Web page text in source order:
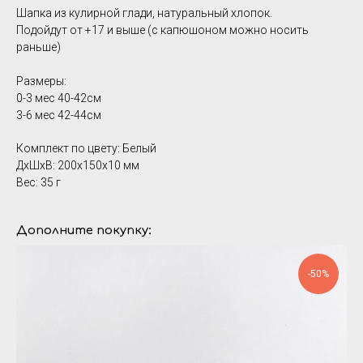
Шапка из кулирной глади, натуральный хлопок.
Подойдут от +17 и выше (с капюшоном можно носить
раньше)
Размеры:
0-3 мес 40-42см
3-6 мес 42-44см
Комплект по цвету: Белый
ДxШxВ: 200x150x10 мм
Вес: 35 г
Дополните покупку:
-50%